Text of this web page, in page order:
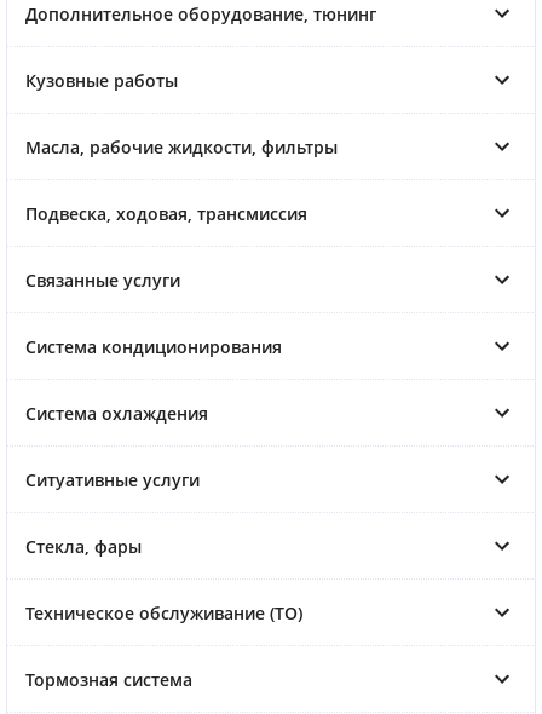
Дополнительное оборудование, тюнинг
Кузовные работы
Масла, рабочие жидкости, фильтры
Подвеска, ходовая, трансмиссия
Связанные услуги
Система кондиционирования
Система охлаждения
Ситуативные услуги
Стекла, фары
Техническое обслуживание (ТО)
Тормозная система